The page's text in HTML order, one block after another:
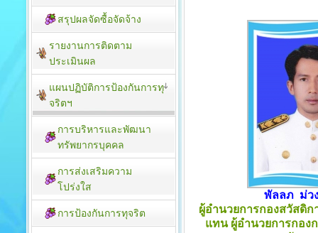
พัลลภ ม่ว
ผู้อำนวยการกองสวัสดิ
แทน ผู้อำนวยการกอง
สรุปผลจัดซื้อจัดจ้าง
รายงานการติดตาม
ประเมิน​ผล
แผนปฏิบัติการป้องกันการทุ
จริตฯ
การบริหารและพัฒนา
ทรัพยากรบุคคล
การส่งเสริมความ
โปร่งใส
การป้องกันการทุจริต